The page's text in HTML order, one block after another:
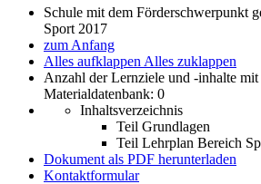
Schule mit dem Förderschwerpunkt
Sport 2017
zum Anfang
Alles aufklappen Alles zuklappen
Anzahl der Lernziele und -inhalte
Materialdatenbank: 0
Inhaltsverzeichnis
Teil Grundlagen
Teil Lehrplan Bereich
Dokument als PDF herunterladen
Kontaktformular